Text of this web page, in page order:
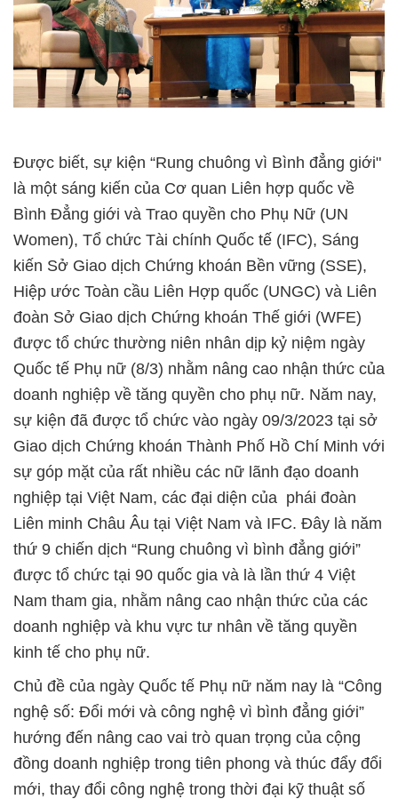
Được biết, sự kiện “Rung chuông vì Bình đẳng giới"
là một sáng kiến của Cơ quan Liên hợp quốc về
Bình Đẳng giới và Trao quyền cho Phụ Nữ (UN
Women), Tổ chức Tài chính Quốc tế (IFC), Sáng
kiến Sở Giao dịch Chứng khoán Bền vững (SSE),
Hiệp ước Toàn cầu Liên Hợp quốc (UNGC) và Liên
đoàn Sở Giao dịch Chứng khoán Thế giới (WFE)
được tổ chức thường niên nhân dịp kỷ niệm ngày
Quốc tế Phụ nữ (8/3) nhằm nâng cao nhận thức của
doanh nghiệp về tăng quyền cho phụ nữ. Năm nay,
sự kiện đã được tổ chức vào ngày 09/3/2023 tại sở
Giao dịch Chứng khoán Thành Phố Hồ Chí Minh với
sự góp mặt của rất nhiều các nữ lãnh đạo doanh
nghiệp tại Việt Nam, các đại diện của phái đoàn
Liên minh Châu Âu tại Việt Nam và IFC. Đây là năm
thứ 9 chiến dịch “Rung chuông vì bình đẳng giới”
được tổ chức tại 90 quốc gia và là lần thứ 4 Việt
Nam tham gia, nhằm nâng cao nhận thức của các
doanh nghiệp và khu vực tư nhân về tăng quyền
kinh tế cho phụ nữ.
Chủ đề của ngày Quốc tế Phụ nữ năm nay là “Công
nghệ số: Đổi mới và công nghệ vì bình đẳng giới”
hướng đến nâng cao vai trò quan trọng của cộng
đồng doanh nghiệp trong tiên phong và thúc đẩy đổi
mới, thay đổi công nghệ trong thời đại kỹ thuật số